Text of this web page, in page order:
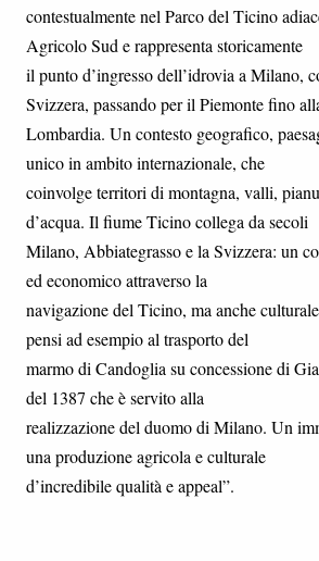
contestualmente nel Parco del Ticino
Agricolo Sud e rappresenta storicamente
il punto d’ingresso dell’idrovia a Milano,
Svizzera, passando per il Piemonte fino
Lombardia. Un contesto geografico,
unico in ambito internazionale, che
coinvolge territori di montagna, valli,
d’acqua. Il fiume Ticino collega da secoli
Milano, Abbiategrasso e la Svizzera: un
ed economico attraverso la
navigazione del Ticino, ma anche
pensi ad esempio al trasporto del
marmo di Candoglia su concessione di
del 1387 che è servito alla
realizzazione del duomo di Milano. Un
una produzione agricola e culturale
d’incredibile qualità e appeal”.